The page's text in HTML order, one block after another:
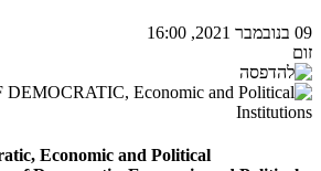
09 בנובמבר 2021, 16:00
זום
Economic and Political